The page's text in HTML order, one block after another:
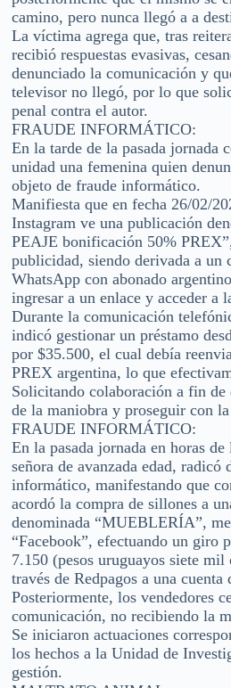
camino, pero nunca llegó a a
La víctima agrega que, tras
recibió respuestas evasivas,
denunciado la comunicación y
televisor no llegó, por lo que
penal contra el autor.
FRAUDE INFORMÁTICO:
En la tarde de la pasada jornada
unidad una femenina quien
objeto de fraude informático.
Manifiesta que en fecha 26/02/
Instagram ve una publicación
PEAJE bonificación 50%
publicidad, siendo derivada a un
WhatsApp con abonado
ingresar a un enlace y acceder a
Durante la comunicación
indicó gestionar un préstamo
por $35.500, el cual debía
PREX argentina, lo que
Solicitando colaboración a fin de
de la maniobra y proseguir con
FRAUDE INFORMÁTICO:
En la pasada jornada en horas de
señora de avanzada edad, radicó
informático, manifestando que
acordó la compra de sillones a
denominada “MUEBLERÍA”,
“Facebook”, efectuando un giro
7.150 (pesos uruguayos siete
través de Redpagos a una cuenta
Posteriormente, los vendedores
comunicación, no recibiendo la
Se iniciaron actuaciones
los hechos a la Unidad de
gestión.